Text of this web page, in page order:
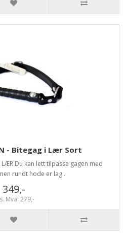
- Bitegag i Lær Sort
LÆR Du kan lett tilpasse gagen med
rundt hode er lag..
349,-
Mva: 279,-